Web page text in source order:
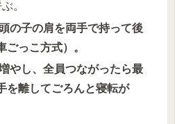
。
の子の肩を両手で持って後
ごっこ方式）。
やし、全員つながったら最
を離してごろんと寝転が